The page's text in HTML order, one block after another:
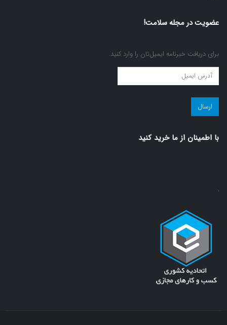
عضویت در مجله سلامت!
برای دریافت خبرنامه ایمیل‌تان را وارد کنید.
عضویت
در
مجله
سلامت!
با اطمينان از ما خريد كنيد